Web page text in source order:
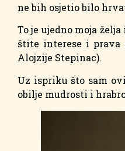
ne bih osjetio bilo
To je ujedno moja
štite interese i prava
Alojzije Stepinac).
Uz ispriku što sam
obilje mudrosti i